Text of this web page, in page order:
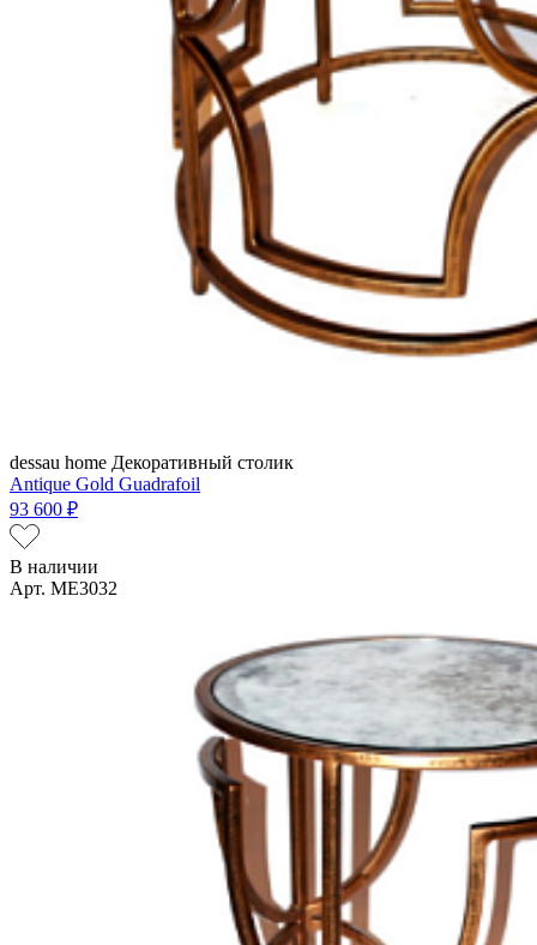
dessau home Декоративный столик
Antique Gold Guadrafoil
93 600 ₽
В наличии
Арт. ME3032